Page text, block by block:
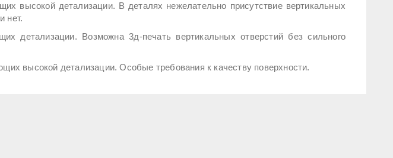
высокой детализации. В деталях нежелательно присутствие вертикальных
нет.
детализации. Возможна 3д-печать вертикальных отверстий без сильного
высокой детализации. Особые требования к качеству поверхности.